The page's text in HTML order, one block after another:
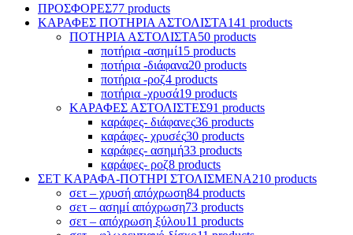
ΠΡΟΣΦΟΡΕΣ77 products
ΚΑΡΑΦΕΣ ΠΟΤΗΡΙΑ ΑΣΤΟΛΙΣΤΑ141 products
ΠΟΤΗΡΙΑ ΑΣΤΟΛΙΣΤΑ50 products
ποτήρια -ασημί15 products
ποτήρια -διάφανα20 products
ποτήρια -ροζ4 products
ποτήρια -χρυσά19 products
ΚΑΡΑΦΕΣ ΑΣΤΟΛΙΣΤΕΣ91 products
καράφες- διάφανες36 products
καράφες- χρυσές30 products
καράφες- ασημή33 products
καράφες- ροζ8 products
ΣΕΤ ΚΑΡΑΦΑ-ΠΟΤΗΡΙ ΣΤΟΛΙΣΜΕΝΑ210 products
σετ – χρυσή απόχρωση84 products
σετ – ασημί απόχρωση73 products
σετ – απόχρωση ξύλου11 products